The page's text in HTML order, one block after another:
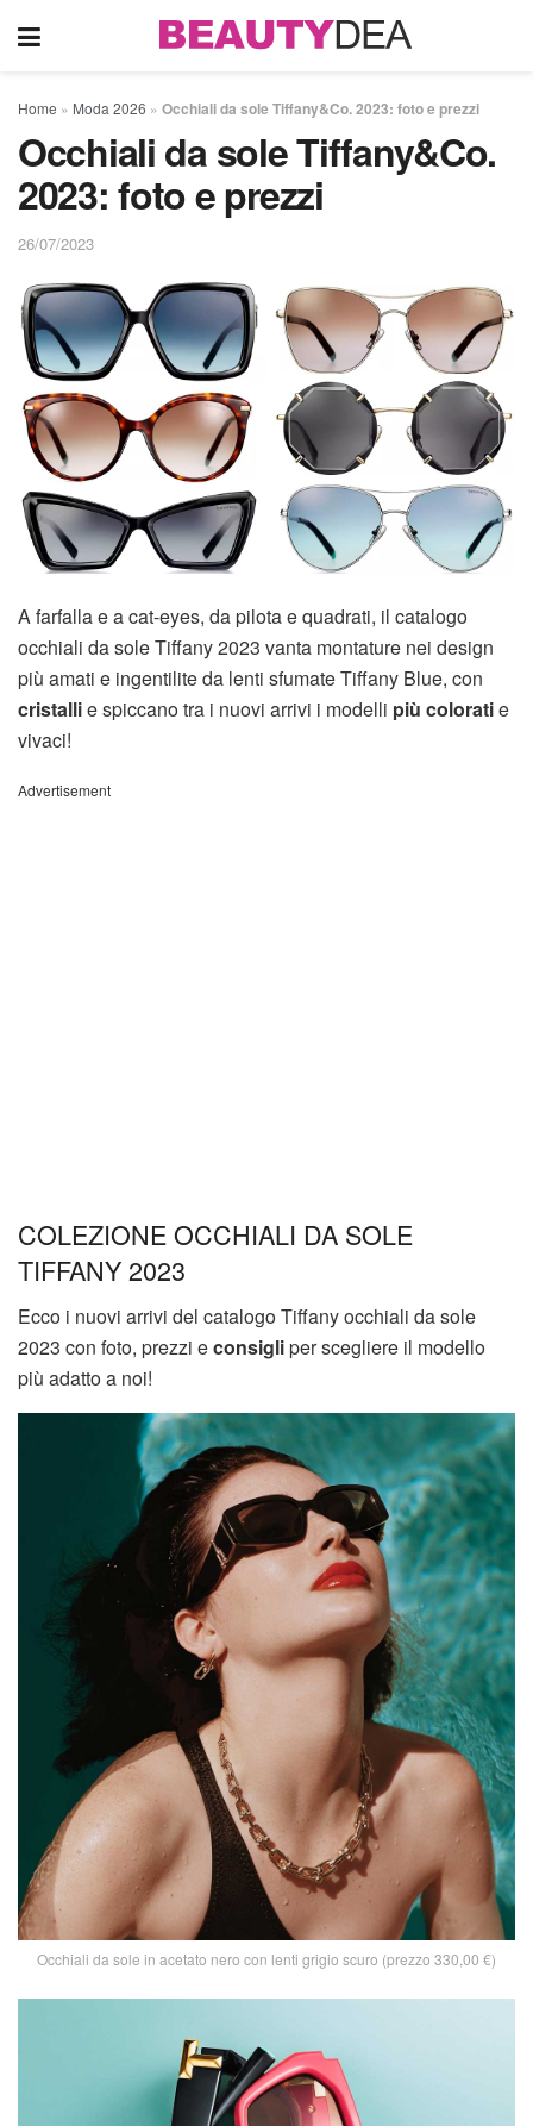
Home » Moda 2026 » Occhiali da sole Tiffany&Co. 2023: foto e prezzi
Occhiali da sole Tiffany&Co.
2023: foto e prezzi
26/07/2023
A farfalla e a cat-eyes, da pilota e quadrati, il catalogo
occhiali da sole Tiffany 2023 vanta montature nei design
più amati e ingentilite da lenti sfumate Tiffany Blue, con
cristallie spiccano tra i nuovi arrivi i modelli più coloratie
vivaci!
Advertisement
COLEZIONE OCCHIALI DA SOLE
TIFFANY 2023
Ecco i nuovi arrivi del catalogo Tiffany occhiali da sole
2023 con foto, prezzi econsigliper scegliere il modello
più adatto a noi!
Occhiali da sole in acetato nero con lenti grigio scuro (prezzo 330,00 €)